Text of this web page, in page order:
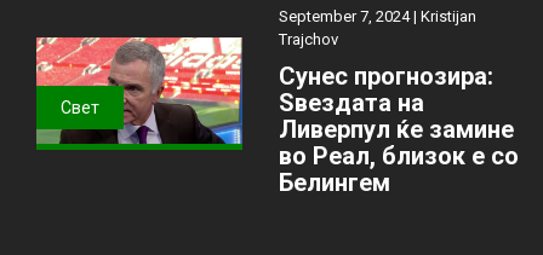
Свет
September 7, 2024 | Kristijan
Trajchov
Сунес прогнозира:
Ѕвездата на
Ливерпул ќе замине
во Реал, близок е со
Белингем